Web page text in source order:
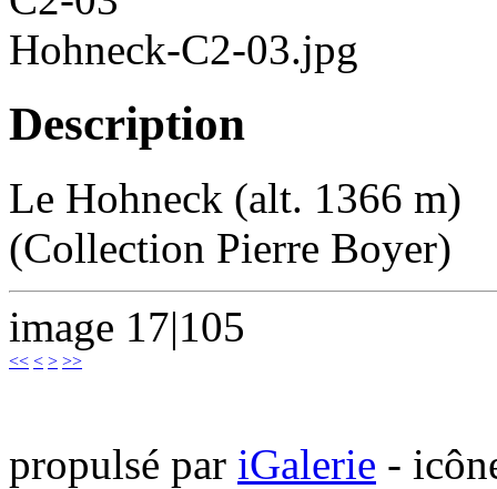
Hohneck-C2-03.jpg
Description
Le Hohneck (alt. 1366 m)
(Collection Pierre Boyer)
image 17|105
<< < > >>
propulsé par iGalerie -